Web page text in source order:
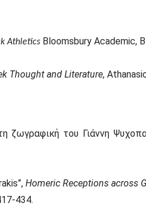
Athletics Bloomsbury Academic,
Thought and Literature,
ζωγραφική του Γιάννη
Homeric Receptions across
434.